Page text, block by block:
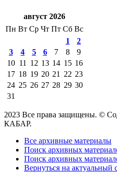
август 2026
Пн Вт Ср Чт Пт Сб Вс
1
2
3
4 5 6 7 8
9
10 11 12 13 14 15 16
17 18 19 20 21 22 23
24 25 26 27 28 29 30
31
2023 Все права защищены. ©
КАБАР.
Все архивные материалы
Поиск архивных
Поиск архивных
Вернуться на актуальный